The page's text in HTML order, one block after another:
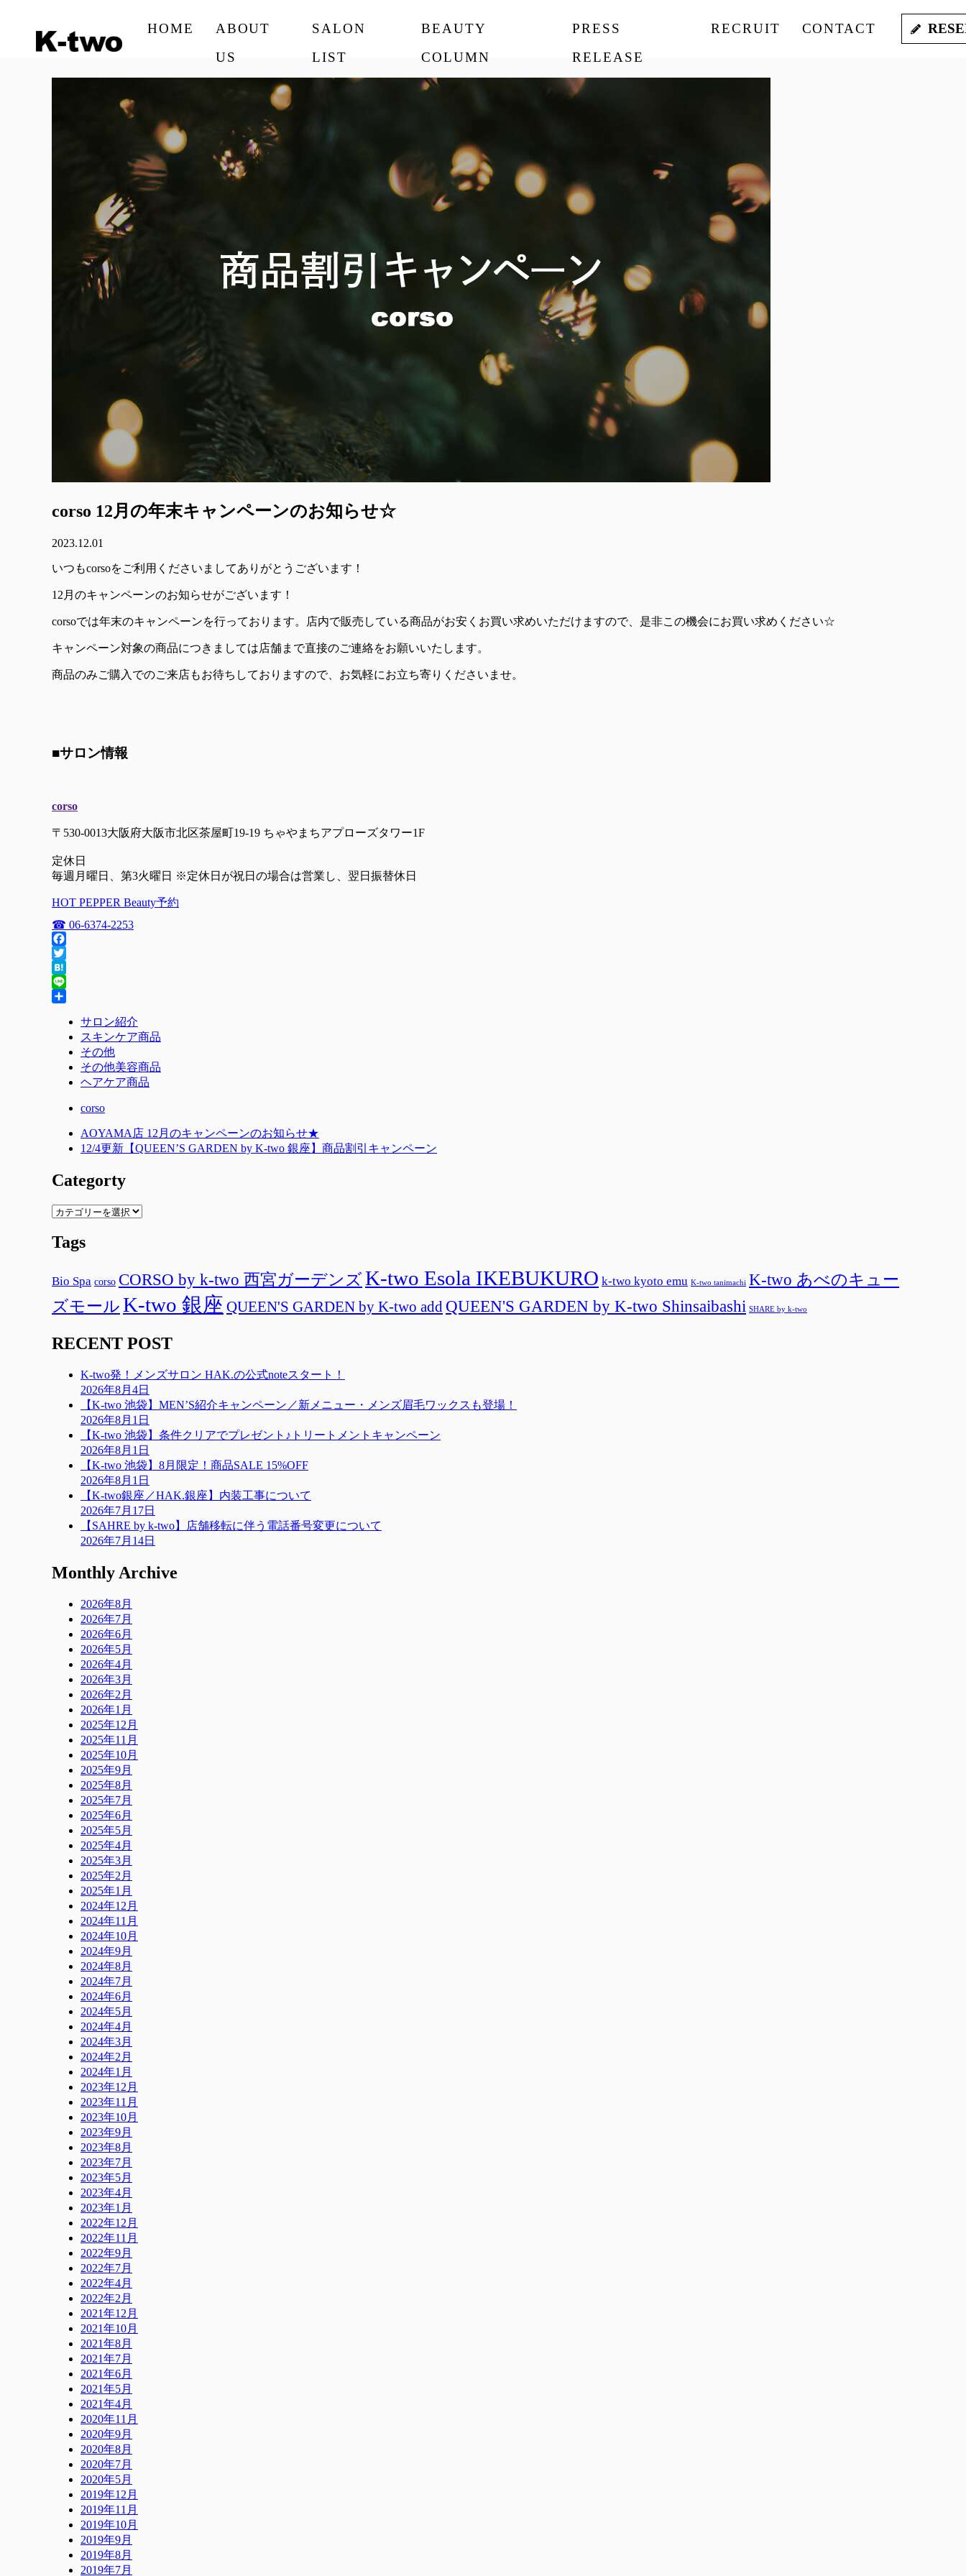
HOME
ABOUT
US
SALON
LIST
BEAUTY
COLUMN
PRESS
RELEASE
RECRUIT CONTACT
corso 12月の年末キャンペーンのお知らせ☆
2023.12.01
いつもcorsoをご利用くださいましてありがとうございます！
12月のキャンペーンのお知らせがございます！
corsoでは年末のキャンペーンを行っております。店内で販売している商品がお安くお買い求めいただけますので、是非この機会にお買い求めください☆
キャンペーン対象の商品につきましては店舗まで直接のご連絡をお願いいたします。
商品のみご購入でのご来店もお待ちしておりますので、お気軽にお立ち寄りくださいませ。
■サロン情報
corso
〒530-0013大阪府大阪市北区茶屋町19-19 ちゃやまちアプローズタワー1F
定休日
毎週月曜日、第3火曜日 ※定休日が祝日の場合は営業し、翌日振替休日
HOT PEPPER Beauty予約
☎ 06-6374-2253
Facebook
Twitter
Hatena
Line
サロン紹介
スキンケア商品
その他
その他美容商品
ヘアケア商品
corso
AOYAMA店 12月のキャンペーンのお知らせ★
12/4更新【QUEEN’S GARDEN by K-two 銀座】商品割引キャンペーン
Categorty
Categorty
Tags
Bio Spa corso CORSO by k-two 西宮ガーデンズK-two Esola IKEBUKURO k-two kyoto emu K-two tanimachi K-two あべのキュー
ズモールK-two 銀座 QUEEN'S GARDEN by K-two add QUEEN'S GARDEN by K-two Shinsaibashi SHARE by k-two
RECENT POST
K-two発！メンズサロン HAK.の公式noteスタート！
2026年8月4日
【K-two 池袋】MEN’S紹介キャンペーン／新メニュー・メンズ眉毛ワックスも登場！
2026年8月1日
【K-two 池袋】条件クリアでプレゼント♪トリートメントキャンペーン
2026年8月1日
【K-two 池袋】8月限定！商品SALE 15%OFF
2026年8月1日
【K-two銀座／HAK.銀座】内装工事について
2026年7月17日
【SAHRE by k-two】店舗移転に伴う電話番号変更について
2026年7月14日
Monthly Archive
2026年8月
2026年7月
2026年6月
2026年5月
2026年4月
2026年3月
2026年2月
2026年1月
2025年12月
2025年11月
2025年10月
2025年9月
2025年8月
2025年7月
2025年6月
2025年5月
2025年4月
2025年3月
2025年2月
2025年1月
2024年12月
2024年11月
2024年10月
2024年9月
2024年8月
2024年7月
2024年6月
2024年5月
2024年4月
2024年3月
2024年2月
2024年1月
2023年12月
2023年11月
2023年10月
2023年9月
2023年8月
2023年7月
2023年5月
2023年4月
2023年1月
2022年12月
2022年11月
2022年9月
2022年7月
2022年4月
2022年2月
2021年12月
2021年10月
2021年8月
2021年7月
2021年6月
2021年5月
2021年4月
2020年11月
2020年9月
2020年8月
2020年7月
2020年5月
2019年12月
2019年11月
2019年10月
2019年9月
2019年8月
2019年7月